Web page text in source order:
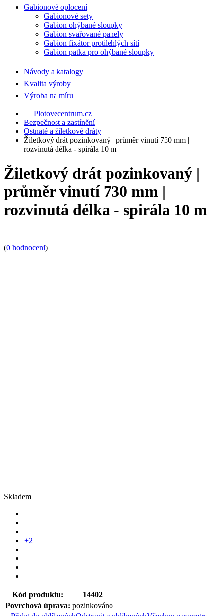
Gabionové oplocení
Gabionové sety
Gabion ohýbané sloupky
Gabion svařované panely
Gabion fixátor protilehlých sítí
Gabion patka pro ohýbané sloupky
Návody a katalogy
Kvalita výroby
Výroba na míru
Plotovecentrum.cz
Bezpečnost a zastínění
Ostnaté a žiletkové dráty
Žiletkový drát pozinkovaný | průměr vinutí 730 mm |
rozvinutá délka - spirála 10 m
Žiletkový drát pozinkovaný |
průměr vinutí 730 mm |
rozvinutá délka - spirála 10 m
(0 hodnocení)
Skladem
+2
Kód produktu:
14402
Povrchová úprava: pozinkováno